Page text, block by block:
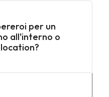
per un
all'interno o